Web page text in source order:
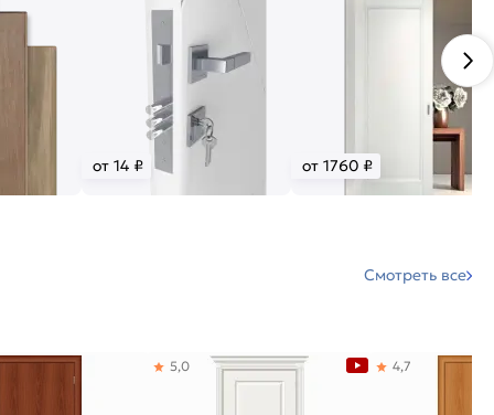
от 14 ₽ от 1760 ₽
Смотреть все
5,0 4,7